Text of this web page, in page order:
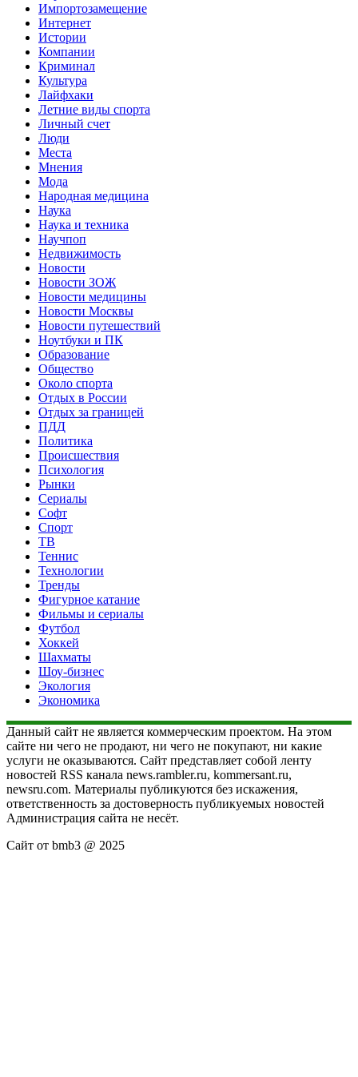
Импортозамещение
Интернет
Истории
Компании
Криминал
Культура
Лайфхаки
Летние виды спорта
Личный счет
Люди
Места
Мнения
Мода
Народная медицина
Наука
Наука и техника
Научпоп
Недвижимость
Новости
Новости ЗОЖ
Новости медицины
Новости Москвы
Новости путешествий
Ноутбуки и ПК
Образование
Общество
Около спорта
Отдых в России
Отдых за границей
ПДД
Политика
Происшествия
Психология
Рынки
Сериалы
Софт
Спорт
ТВ
Теннис
Технологии
Тренды
Фигурное катание
Фильмы и сериалы
Футбол
Хоккей
Шахматы
Шоу-бизнес
Экология
Экономика
Данный сайт не является коммерческим проектом. На этом
сайте ни чего не продают, ни чего не покупают, ни какие
услуги не оказываются. Сайт представляет собой ленту
новостей RSS канала news.rambler.ru, kommersant.ru,
newsru.com. Материалы публикуются без искажения,
ответственность за достоверность публикуемых новостей
Администрация сайта не несёт.
Сайт от bmb3 @ 2025